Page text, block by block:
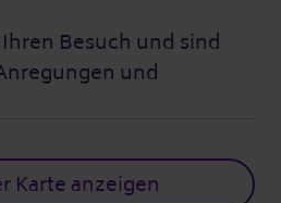
Besuch und sind
und
Karte anzeigen